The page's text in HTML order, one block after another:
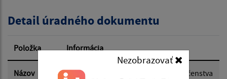
Nezobrazovať
Dátum zverejnenia od:
Dátum zverejnenia do:
Detail úradného dokumentu
Položka Informácia
Názov
Odvolanie času zvýšeného nebezpečenstva